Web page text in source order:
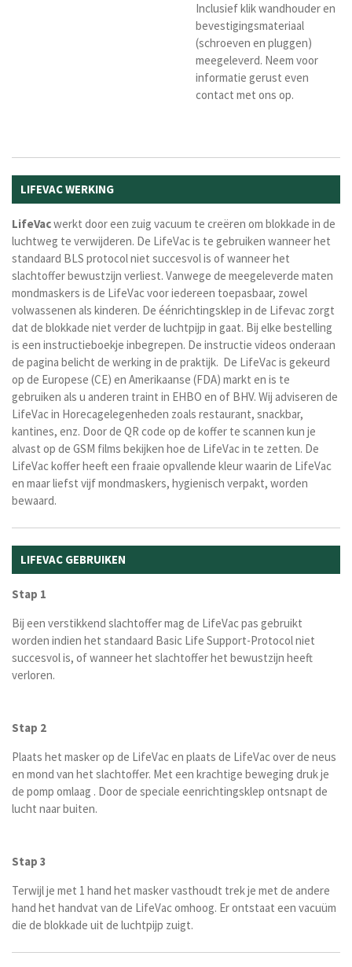
Inclusief klik wandhouder en
bevestigingsmateriaal
(schroeven en pluggen)
meegeleverd. Neem voor
informatie gerust even
contact met ons op.
LIFEVAC WERKING
LifeVacwerkt door een zuig vacuum te creëren om blokkade in de
luchtweg te verwijderen. De LifeVac is te gebruiken wanneer het
standaard BLS protocol niet succesvol is of wanneer het
slachtoffer bewustzijn verliest. Vanwege de meegeleverde maten
mondmaskers is de LifeVac voor iedereen toepasbaar, zowel
volwassenen als kinderen. De éénrichtingsklep in de Lifevac zorgt
dat de blokkade niet verder de luchtpijp in gaat. Bij elke bestelling
is een instructieboekje inbegrepen. De instructie videos onderaan
de pagina belicht de werking in de praktijk. De LifeVac is gekeurd
op de Europese (CE) en Amerikaanse (FDA) markt en is te
gebruiken als u anderen traint in EHBO en of BHV. Wij adviseren de
LifeVac in Horecagelegenheden zoals restaurant, snackbar,
kantines, enz. Door de QR code op de koffer te scannen kun je
alvast op de GSM films bekijken hoe de LifeVac in te zetten. De
LifeVac koffer heeft een fraaie opvallende kleur waarin de LifeVac
en maar liefst vijf mondmaskers, hygienisch verpakt, worden
bewaard.
LIFEVAC GEBRUIKEN
Stap 1
Bij een verstikkend slachtoffer mag de LifeVac pas gebruikt
worden indien het standaard Basic Life Support-Protocol niet
succesvol is, of wanneer het slachtoffer het bewustzijn heeft
verloren.
Stap 2
Plaats het masker op de LifeVac en plaats de LifeVac over de neus
en mond van het slachtoffer. Met een krachtige beweging druk je
de pomp omlaag . Door de speciale eenrichtingsklep ontsnapt de
lucht naar buiten.
Stap 3
Terwijl je met 1 hand het masker vasthoudt trek je met de andere
hand het handvat van de LifeVac omhoog. Er ontstaat een vacuüm
die de blokkade uit de luchtpijp zuigt.